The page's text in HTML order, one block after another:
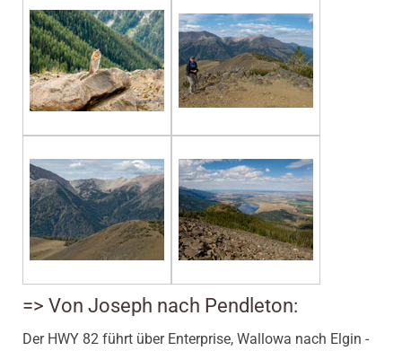
=> Von Joseph nach Pendleton:
Der HWY 82 führt über Enterprise, Wallowa nach Elgin -